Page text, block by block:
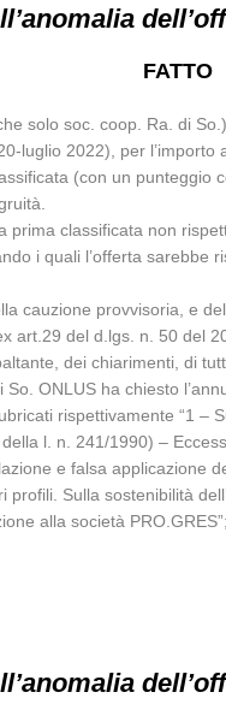
FATTO
solo soc. coop. Ra. di
luglio 2022), per
(con un
classificata non
i quali l’offerta
cauzione provvisoria, e
art.29 del d.lgs. n. 50
dei chiarimenti, di
ONLUS ha chiesto
rispettivamente “1
l. n. 241/1990) –
e falsa applicazione
Sulla sostenibilità
alla società